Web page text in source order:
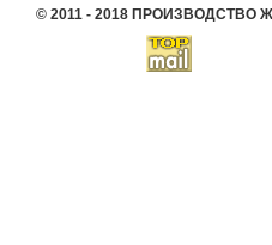
© 2011 - 2018 ПРОИЗВОДСТВО